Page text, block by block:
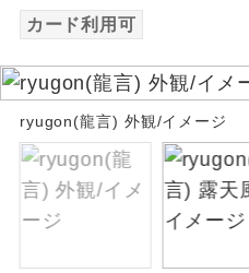
カード利用可
ryugon(龍言) 外観/イメージ
世界遺産
絶景 絶景スポ
温泉 温泉地に
露天風呂
ご宿泊